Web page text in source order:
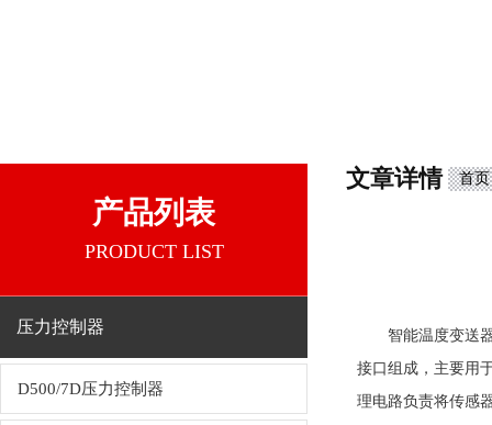
产品列表
PRODUCT LIST
压力控制器
D500/7D压力控制器
文章详情 首页
智能温度变送
接口组成，主要用
理电路负责将传感